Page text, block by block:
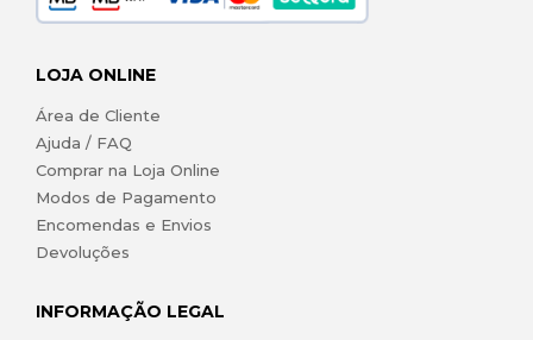
LOJA ONLINE
Área de Cliente
Ajuda / FAQ
Comprar na Loja Online
Modos de Pagamento
Encomendas e Envios
Devoluções
INFORMAÇÃO LEGAL